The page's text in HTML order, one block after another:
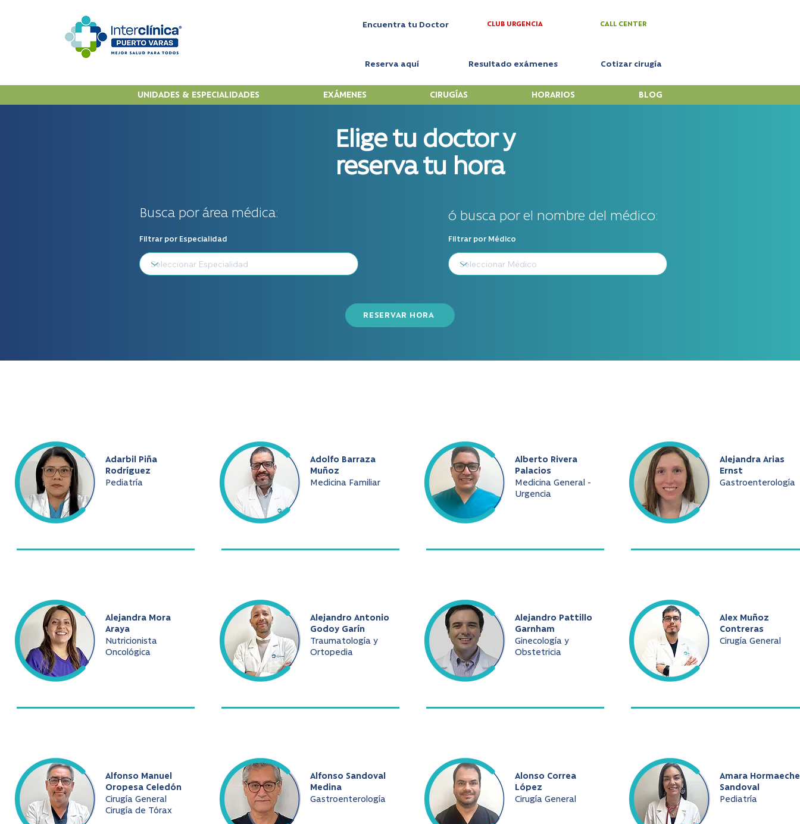
Encuentra tu Doctor CLUB URGENCIA
Reserva aquí Resultado exámenes
CALL CENTER
Cotizar cirugía
UNIDADES & ESPECIALIDADES EXÁMENES CIRUGÍAS HORARIOS BLOG
Elige tu doctor y
reserva tu hora
Busca por área médica: ó busca por el nombre del médico:
Filtrar por Especialidad Filtrar por Médico
RESERVAR HORA
Adarbil Piña
Rodríguez
Pediatría
Alejandra Mora
Araya
Nutricionista
Oncológica
Alfonso Manuel
Oropesa Celedón
Cirugía General
Cirugía de Tórax
Adolfo Barraza
Muñoz
Medicina Familiar
Alejandro Antonio
Godoy Garín
Traumatología y
Ortopedia
Alfonso Sandoval
Medina
Gastroenterología
Alberto Rivera
Palacios
Medicina General -
Urgencia
Alejandro Pattillo
Garnham
Ginecología y
Obstetricia
Alonso Correa
López
Cirugía General
Alejandra Arias
Ernst
Gastroenterología
Alex Muñoz
Contreras
Cirugía General
Amara
Sandoval
Pediatría